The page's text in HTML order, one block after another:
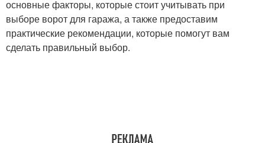
основные факторы, которые стоит учитывать при
выборе ворот для гаража, а также предоставим
практические рекомендации, которые помогут вам
сделать правильный выбор.